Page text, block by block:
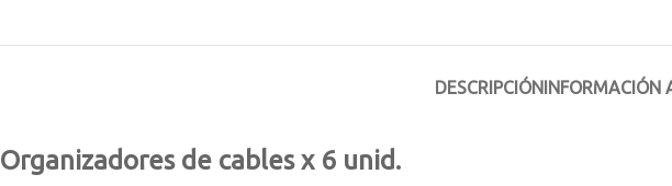
DESCRIPCIÓNINFORMACIÓN
Organizadores de cables x 6 unid.